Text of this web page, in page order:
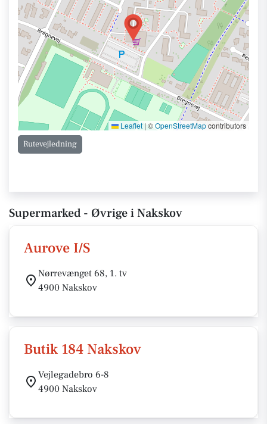
Leaflet|©OpenStreetMapcontributors
Rutevejledning
Supermarked - Øvrige i Nakskov
Aurove I/S
Nørrevænget 68, 1. tv
4900 Nakskov
Butik 184 Nakskov
Vejlegadebro 6-8
4900 Nakskov